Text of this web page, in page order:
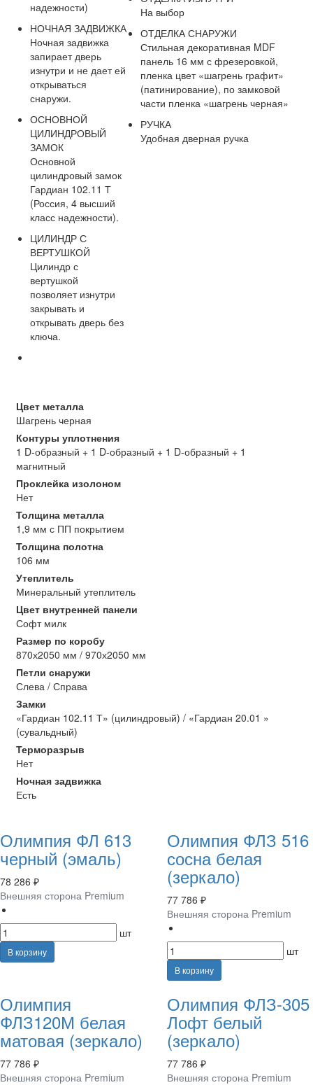
надежности)
НОЧНАЯ ЗАДВИЖКА
Ночная задвижка
запирает дверь
изнутри и не дает ей
открываться
снаружи.
ОСНОВНОЙ
ЦИЛИНДРОВЫЙ
ЗАМОК
Основной
цилиндровый замок
Гардиан 102.11 Т
(Россия, 4 высший
класс надежности).
ЦИЛИНДР С
ВЕРТУШКОЙ
Цилиндр с
вертушкой
позволяет изнутри
закрывать и
открывать дверь без
ключа.
На выбор
ОТДЕЛКА СНАРУЖИ
Стильная декоративная MDF
панель 16 мм с фрезеровкой,
пленка цвет «шагрень графит»
(патинирование), по замковой
части пленка «шагрень черная»
РУЧКА
Удобная дверная ручка
Цвет металла
Шагрень черная
Контуры уплотнения
1 D-образный + 1 D-образный + 1 D-образный + 1
магнитный
Проклейка изолоном
Нет
Толщина металла
1,9 мм с ПП покрытием
Толщина полотна
106 мм
Утеплитель
Минеральный утеплитель
Цвет внутренней панели
Софт милк
Размер по коробу
870х2050 мм / 970х2050 мм
Петли снаружи
Слева / Справа
Замки
«Гардиан 102.11 Т» (цилиндровый) / «Гардиан 20.01 »
(сувальдный)
Терморазрыв
Нет
Ночная задвижка
Есть
Олимпия ФЛ 613
черный (эмаль)
78 286 ₽
Внешняя сторона Premium
шт
В корзину
Олимпия ФЛЗ 516
сосна белая
(зеркало)
77 786 ₽
Внешняя сторона Premium
шт
В корзину
Олимпия
ФЛЗ120М белая
матовая (зеркало)
77 786 ₽
Внешняя сторона Premium
Олимпия ФЛЗ-305
Лофт белый
(зеркало)
77 786 ₽
Внешняя сторона Premium